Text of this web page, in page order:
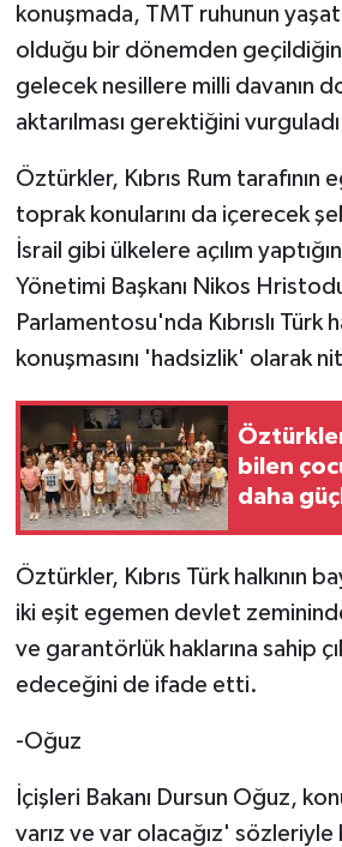
konuşmada, TMT ruhunun
olduğu bir dönemden
gelecek nesillere milli davanın
aktarılması gerektiğini
Öztürkler, Kıbrıs Rum tarafının
toprak konularını da içerecek
İsrail gibi ülkelere açılım
Yönetimi Başkanı Nikos
Parlamentosu'nda Kıbrıslı Türk
konuşmasını 'hadsizlik' olarak
bilen
daha
Öztürkler, Kıbrıs Türk halkının
iki eşit egemen devlet
ve garantörlük haklarına sahip
edeceğini de ifade etti.
-Oğuz
İçişleri Bakanı Dursun Oğuz,
varız ve var olacağız' sözleriyle